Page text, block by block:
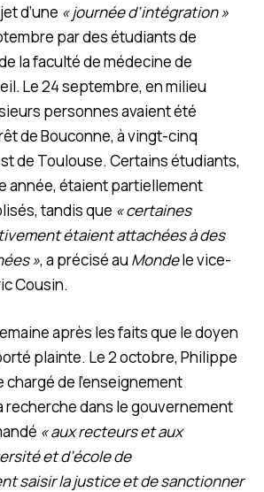
d’une « journée d’intégration »
par des étudiants de
la faculté de médecine de
. Le 24 septembre, en milieu
personnes avaient été
de Bouconne, à vingt-cinq
de Toulouse. Certains étudiants,
année, étaient partiellement
tandis que « certaines
étaient attachées à des
», a précisé au Mondele vice-
Cousin.
après les faits que le doyen
plainte. Le 2 octobre, Philippe
de l’enseignement
recherche dans le gouvernement
« aux recteurs et aux
et d’école de
saisir la justice et de sanctionner